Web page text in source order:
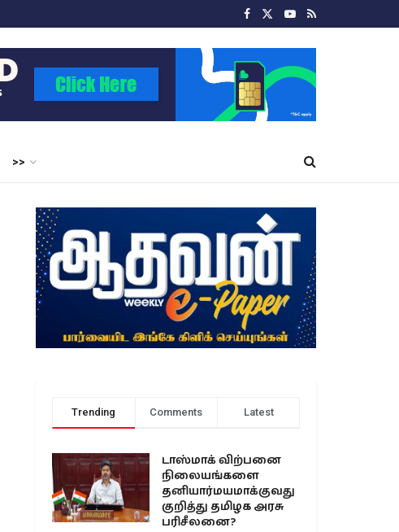
>>
Trending Comments Latest
டாஸ்மாக் விற்பனை
நிலையங்களை
தனியார்மயமாக்குவது
குறித்து தமிழக அரசு
பரிசீலனை?